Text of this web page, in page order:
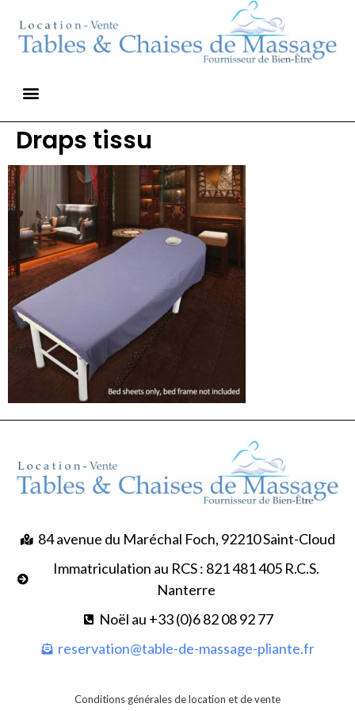
Draps tissu
84 avenue du Maréchal Foch, 92210 Saint-Cloud
Immatriculation au RCS : 821 481 405 R.C.S.
Nanterre
Noël au +33 (0)6 82 08 92 77
reservation@table-de-massage-pliante.fr
Conditions générales de location et de vente